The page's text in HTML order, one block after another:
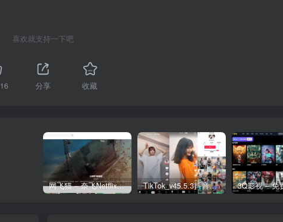
喜欢就支持一下吧
16 分享 收藏
网飞猫 – 奈飞Netflix免费看 TikTok_v45.5.3抖音国际版_免拔卡解锁全球版